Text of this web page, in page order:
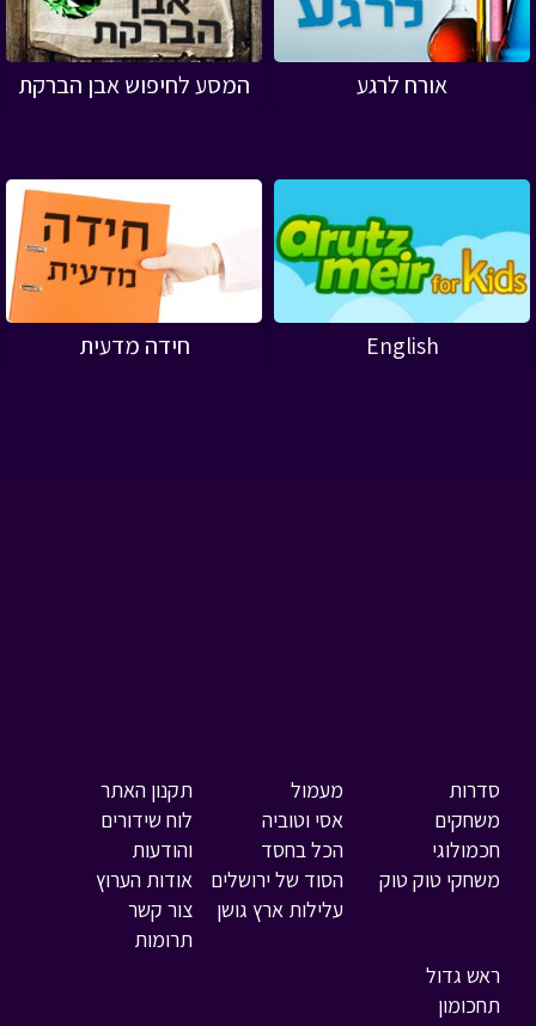
אורח לרגע המסע לחיפוש אבן הברקת
English חידה מדעית
סדרות
משחקים
חכמולוגי
משחקי טוק טוק
מעמול
אסי וטוביה
הכל בחסד
הסוד של ירושלים
עלילות ארץ גושן
ראש גדול
תחכומון
תקנון האתר
לוח שידורים
והודעות
אודות הערוץ
צור קשר
תרומות